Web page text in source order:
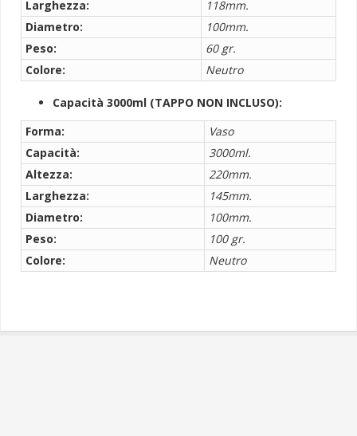
Larghezza:
118mm.
Diametro:
100mm.
Peso:
60 gr.
Colore:
Neutro
Capacità 3000ml (TAPPO NON INCLUSO):
Forma:
Vaso
Capacità:
3000ml.
Altezza:
220mm.
Larghezza:
145mm.
Diametro:
100mm.
Peso:
100 gr.
Colore:
Neutro